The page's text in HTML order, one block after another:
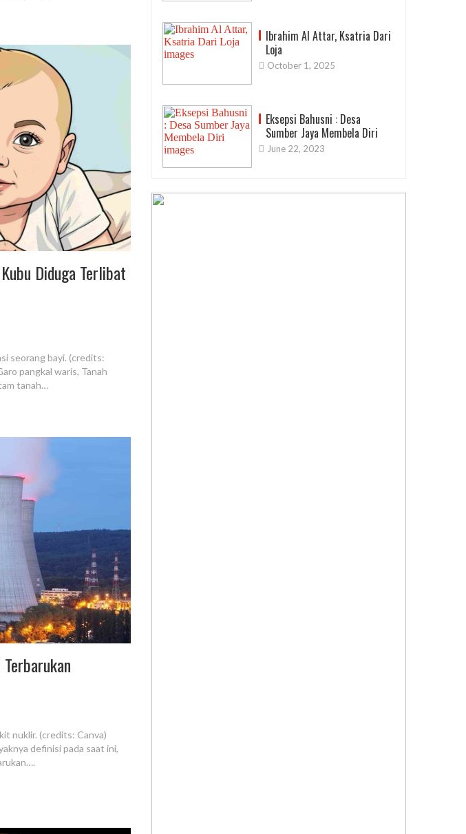
Diduga Terlibat
seorang bayi. (credits:
pangkal waris, Tanah
tanah…
nuklir. (credits: Canva)
definisi pada saat ini,
Ibrahim Al Attar, Ksatria Dari
Loja
October 1, 2025
Eksepsi Bahusni : Desa
Sumber Jaya Membela Diri
June 22, 2023